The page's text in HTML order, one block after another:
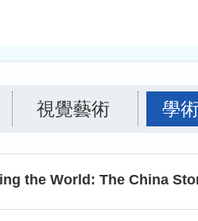
視覺藝術 學術
the World: The China